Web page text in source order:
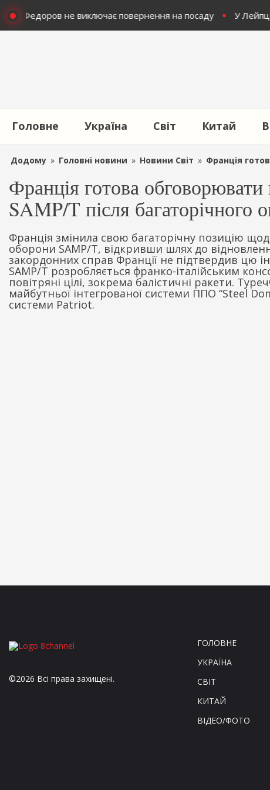
Федоров не виключає повернення на посаду У
Головне Україна Світ Китай
Додому » Головні новини » Новини Світ » Франція готова
Франція готова
SAMP/T після багаторічного
Франція змінила свою багаторічну позицію
оборони SAMP/T, відкривши шлях до
закордонних справ Франції не підтвердив цю
SAMP/T розробляється франко-італійським
повітряні цілі, зокрема балістичні ракети.
майбутньої інтегрованої системи ППО “Steel
системи Patriot.
©2026 Всі права захищені.
ГОЛОВНЕ
УКРАЇНА
СВІТ
КИТАЙ
ВІДЕО/ФОТО